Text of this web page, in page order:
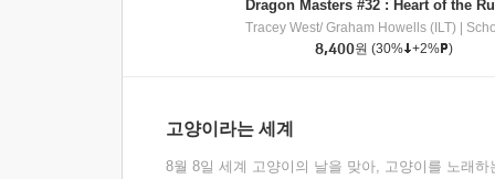
Tracey West/ Graham Howells (ILT)
8,400원 (30% +2% )
고양이라는 세계
8월 8일 세계 고양이의 날을 맞아, 고양이를 노래하